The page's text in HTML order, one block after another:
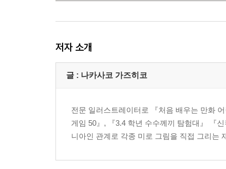
저자 소개
글 : 나카사코 가즈히코
전문 일러스트레이터로 『처음 배우는 만화
게임 50』, 『3.4 학년 수수께끼 탐험대』 『
니아인 관계로 각종 미로 그림을 직접 그리는